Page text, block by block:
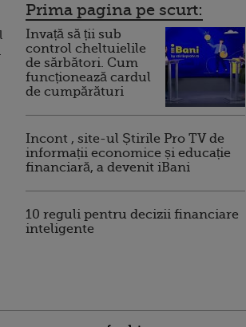
Prima pagina pe scurt:
Invață să ții sub
control cheltuielile
de sărbători. Cum
funcționează cardul
de cumpărături
Incont , site-ul Știrile Pro TV de
informații economice și educație
financiară, a devenit iBani
10 reguli pentru decizii financiare
inteligente